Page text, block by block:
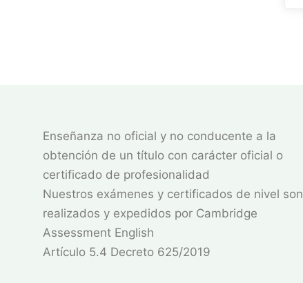
Enseñanza no oficial y no conducente a la
obtención de un título con carácter oficial o
certificado de profesionalidad
Nuestros exámenes y certificados de nivel son
realizados y expedidos por Cambridge
Assessment English
Artículo 5.4 Decreto 625/2019